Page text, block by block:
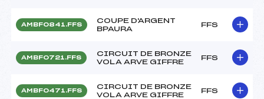
AMBF0841.FFS
COUPE D'ARGENT
BPAURA
FFS
AMBF0721.FFS
CIRCUIT DE BRONZE
VOLA ARVE GIFFRE
FFS
AMBF0471.FFS
CIRCUIT DE BRONZE
VOLA ARVE GIFFRE
FFS